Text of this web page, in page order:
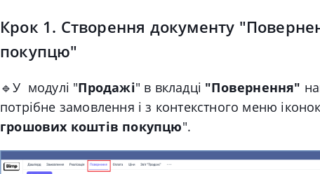
Крок 1. Створення документу
покупцю"
🔹У модулі "Продажі" в вкладці "Повернення"
потрібне замовлення і з контекстного меню
грошових коштів покупцю".